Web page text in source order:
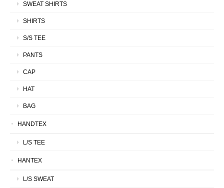
SWEAT SHIRTS
SHIRTS
S/S TEE
PANTS
CAP
HAT
BAG
HANDTEX
L/S TEE
HANTEX
L/S SWEAT